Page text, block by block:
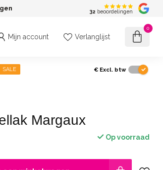
32 beoordelingen
Mijn account Verlanglijst
0
SALE € Excl. btw
Margaux
Op voorraad